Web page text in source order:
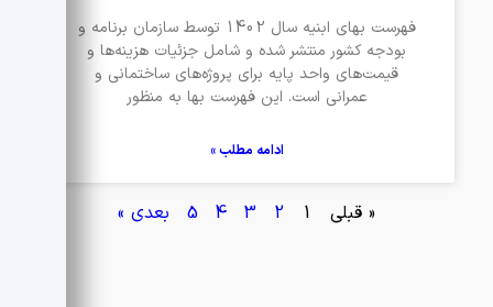
فهرست بهای ابنیه سال 1402 توسط سازمان برنامه و
بودجه کشور منتشر شده و شامل جزئیات هزینه‌ها و
قیمت‌های واحد پایه برای پروژه‌های ساختمانی و
عمرانی است. این فهرست بها به منظور
ادامه مطلب »
« قبلی بعدی »